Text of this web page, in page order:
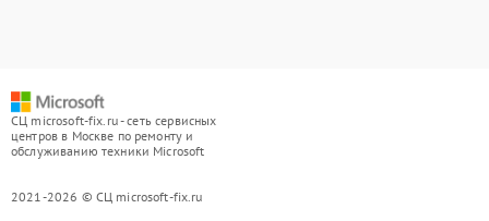
СЦ microsoft-fix.ru - сеть сервисных
центров в Москве по ремонту и
обслуживанию техники Microsoft
2021-2026 © СЦ microsoft-fix.ru